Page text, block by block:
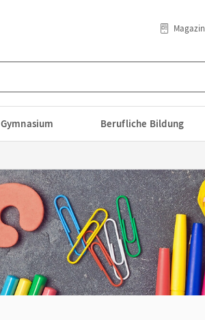
Magazin
Gymnasium Berufliche Bildung